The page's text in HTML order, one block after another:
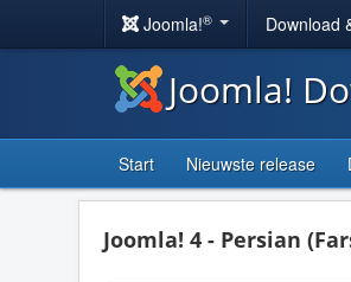
Joomla!® Download
Joomla!
Start Nieuwste release
Joomla! 4 - Persian